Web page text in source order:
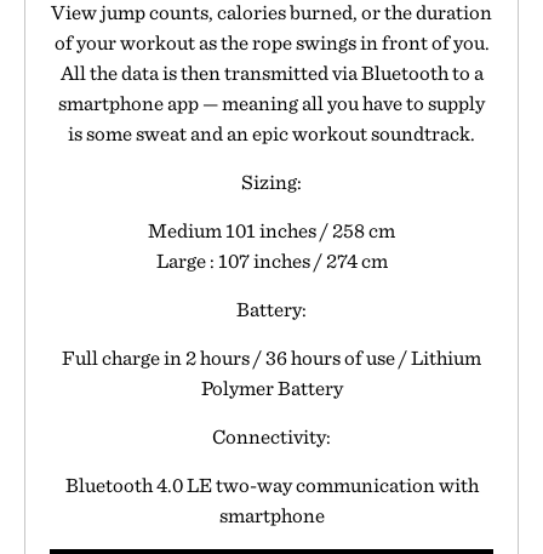
View jump counts, calories burned, or the duration
of your workout as the rope swings in front of you.
All the data is then transmitted via Bluetooth to a
smartphone app — meaning all you have to supply
is some sweat and an epic workout soundtrack.
Sizing:
Medium 101 inches / 258 cm
Large : 107 inches / 274 cm
Battery:
Full charge in 2 hours / 36 hours of use / Lithium
Polymer Battery
Connectivity:
Bluetooth 4.0 LE two-way communication with
smartphone